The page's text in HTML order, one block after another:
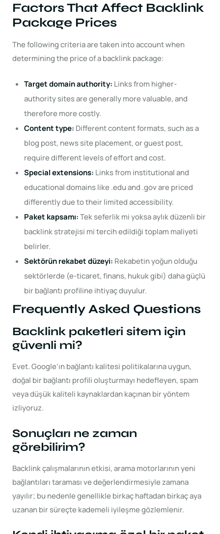
Factors That Affect Backlink
Package Prices
The following criteria are taken into account when
determining the price of a backlink package:
Target domain authority: Links from higher-
authority sites are generally more valuable, and
therefore more costly.
Content type: Different content formats, such as a
blog post, news site placement, or guest post,
require different levels of effort and cost.
Special extensions: Links from institutional and
educational domains like .edu and .gov are priced
differently due to their limited accessibility.
Paket kapsamı:Tek seferlik mi yoksa aylık düzenli bir
backlink stratejisi mi tercih edildiği toplam maliyeti
belirler.
Sektörün rekabet düzeyi: Rekabetin yoğun olduğu
sektörlerde (e-ticaret, finans, hukuk gibi) daha güçlü
bir bağlantı profiline ihtiyaç duyulur.
Frequently Asked Questions
Backlink paketleri sitem için
güvenli mi?
Evet. Google’ın bağlantı kalitesi politikalarına uygun,
doğal bir bağlantı profili oluşturmayı hedefleyen, spam
veya düşük kaliteli kaynaklardan kaçınan bir yöntem
izliyoruz.
Sonuçları ne zaman
görebilirim?
Backlink çalışmalarının etkisi, arama motorlarının yeni
bağlantıları taraması ve değerlendirmesiyle zamana
yayılır; bu nedenle genellikle birkaç haftadan birkaç aya
uzanan bir süreçte kademeli iyileşme gözlemlenir.